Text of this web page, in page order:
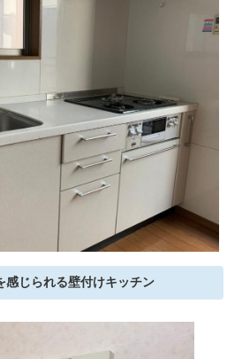
じられる壁付けキッチン